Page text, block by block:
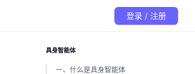
具身智能体
一、什么是具身智能体
登录 / 注册